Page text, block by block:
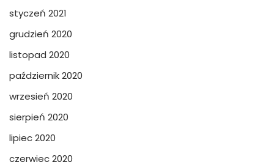
styczeń 2021
grudzień 2020
listopad 2020
październik 2020
wrzesień 2020
sierpień 2020
lipiec 2020
czerwiec 2020